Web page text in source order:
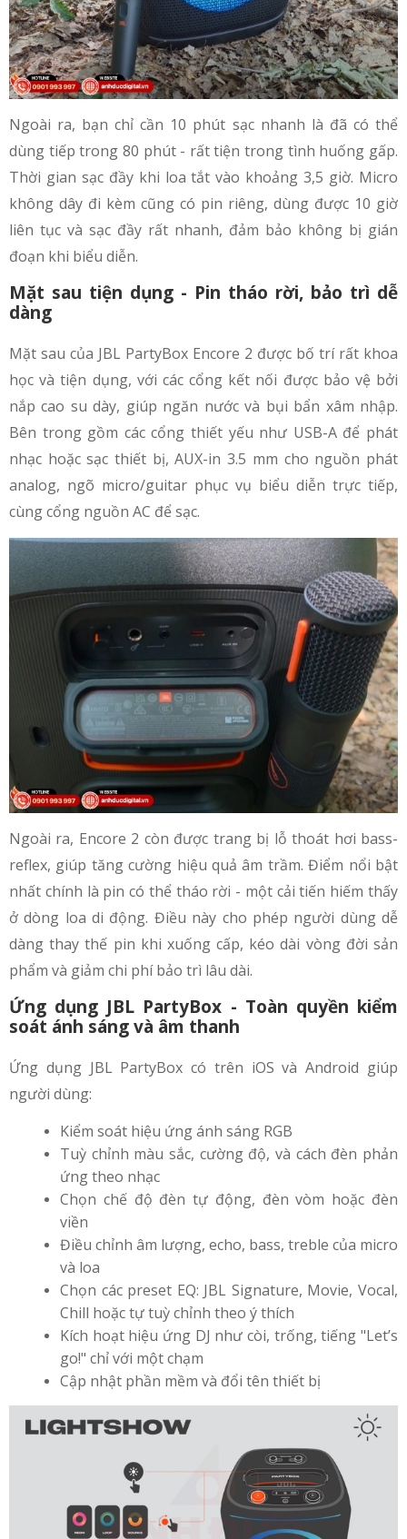
Ngoài ra, bạn chỉ cần 10 phút sạc nhanh là đã có thể
dùng tiếp trong 80 phút - rất tiện trong tình huống gấp.
Thời gian sạc đầy khi loa tắt vào khoảng 3,5 giờ. Micro
không dây đi kèm cũng có pin riêng, dùng được 10 giờ
liên tục và sạc đầy rất nhanh, đảm bảo không bị gián
đoạn khi biểu diễn.
Mặt sau tiện dụng - Pin tháo rời, bảo trì dễ
dàng
Mặt sau của JBL PartyBox Encore 2 được bố trí rất khoa
học và tiện dụng, với các cổng kết nối được bảo vệ bởi
nắp cao su dày, giúp ngăn nước và bụi bẩn xâm nhập.
Bên trong gồm các cổng thiết yếu như USB-A để phát
nhạc hoặc sạc thiết bị, AUX-in 3.5 mm cho nguồn phát
analog, ngõ micro/guitar phục vụ biểu diễn trực tiếp,
cùng cổng nguồn AC để sạc.
Ngoài ra, Encore 2 còn được trang bị lỗ thoát hơi bass-
reflex, giúp tăng cường hiệu quả âm trầm. Điểm nổi bật
nhất chính là pin có thể tháo rời - một cải tiến hiếm thấy
ở dòng loa di động. Điều này cho phép người dùng dễ
dàng thay thế pin khi xuống cấp, kéo dài vòng đời sản
phẩm và giảm chi phí bảo trì lâu dài.
Ứng dụng JBL PartyBox - Toàn quyền kiểm
soát ánh sáng và âm thanh
Ứng dụng JBL PartyBox có trên iOS và Android giúp
người dùng:
Kiểm soát hiệu ứng ánh sáng RGB
Tuỳ chỉnh màu sắc, cường độ, và cách đèn phản
ứng theo nhạc
Chọn chế độ đèn tự động, đèn vòm hoặc đèn
viền
Điều chỉnh âm lượng, echo, bass, treble của micro
và loa
Chọn các preset EQ: JBL Signature, Movie, Vocal,
Chill hoặc tự tuỳ chỉnh theo ý thích
Kích hoạt hiệu ứng DJ như còi, trống, tiếng "Let’s
go!" chỉ với một chạm
Cập nhật phần mềm và đổi tên thiết bị